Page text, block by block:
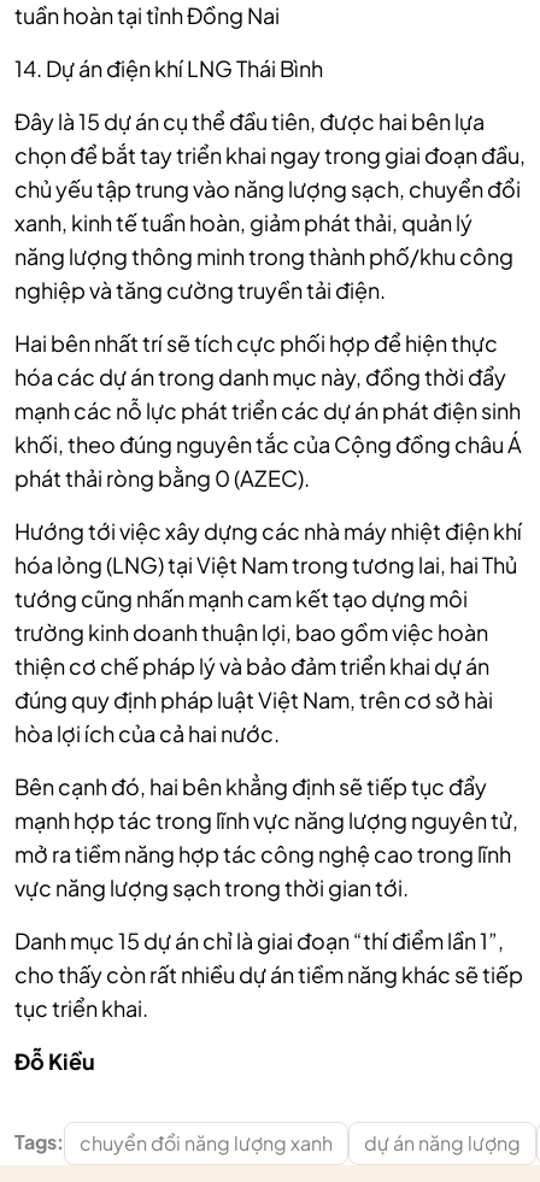
tuần hoàn tại tỉnh Đồng Nai
14. Dự án điện khí LNG Thái Bình
Đây là 15 dự án cụ thể đầu tiên, được hai bên lựa
chọn để bắt tay triển khai ngay trong giai đoạn đầu,
chủ yếu tập trung vào năng lượng sạch, chuyển đổi
xanh, kinh tế tuần hoàn, giảm phát thải, quản lý
năng lượng thông minh trong thành phố/khu công
nghiệp và tăng cường truyền tải điện.
Hai bên nhất trí sẽ tích cực phối hợp để hiện thực
hóa các dự án trong danh mục này, đồng thời đẩy
mạnh các nỗ lực phát triển các dự án phát điện sinh
khối, theo đúng nguyên tắc của Cộng đồng châu Á
phát thải ròng bằng 0 (AZEC).
Hướng tới việc xây dựng các nhà máy nhiệt điện khí
hóa lỏng (LNG) tại Việt Nam trong tương lai, hai Thủ
tướng cũng nhấn mạnh cam kết tạo dựng môi
trường kinh doanh thuận lợi, bao gồm việc hoàn
thiện cơ chế pháp lý và bảo đảm triển khai dự án
đúng quy định pháp luật Việt Nam, trên cơ sở hài
hòa lợi ích của cả hai nước.
Bên cạnh đó, hai bên khẳng định sẽ tiếp tục đẩy
mạnh hợp tác trong lĩnh vực năng lượng nguyên tử,
mở ra tiềm năng hợp tác công nghệ cao trong lĩnh
vực năng lượng sạch trong thời gian tới.
Danh mục 15 dự án chỉ là giai đoạn “thí điểm lần 1”,
cho thấy còn rất nhiều dự án tiềm năng khác sẽ tiếp
tục triển khai.
Đỗ Kiều
Tags: chuyển đổi năng lượng xanh dự án năng lượng